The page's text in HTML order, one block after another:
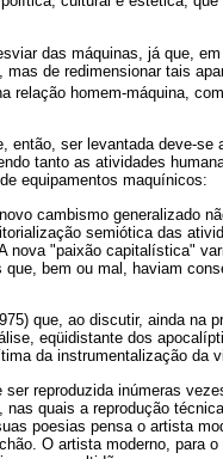
das máquinas, já que,
de redimensionar tais
relação homem-máquina,
então, ser levantada deve-
tanto as atividades
equipamentos maquínicos:
cambismo generalizado
semiótica das
"paixão capitalística"
bem ou mal, haviam
que, ao discutir, ainda na
eqüidistante dos
da instrumentalização da
reproduzida inúmeras
quais a reprodução
poesias pensa o artista
O artista moderno, para